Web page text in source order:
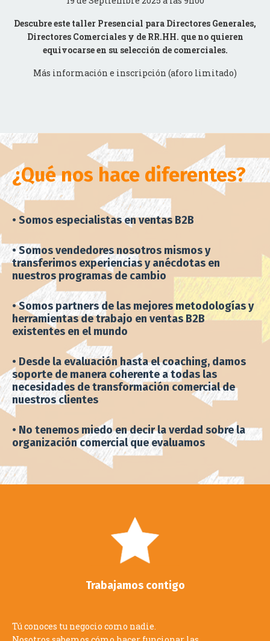
Descubre este taller Presencial para Directores Generales,
Directores Comerciales y de RR.HH. que no quieren
equivocarse en su selección de comerciales.
Más información e inscripción (aforo limitado)
¿Qué nos hace diferentes?
• Somos especialistas en ventas B2B
transferimos experiencias y anécdotas en
nuestros programas de cambio
• Somos partners de las mejores metodologías y
herramientas de trabajo en ventas B2B
existentes en el mundo
• Desde la evaluación hasta el coaching, damos
soporte de manera coherente a todas las
necesidades de transformación comercial de
nuestros clientes
organización comercial que evaluamos
Trabajamos contigo
Nosotros sabemos cómo hacer funcionar las
organizaciones comerciales.